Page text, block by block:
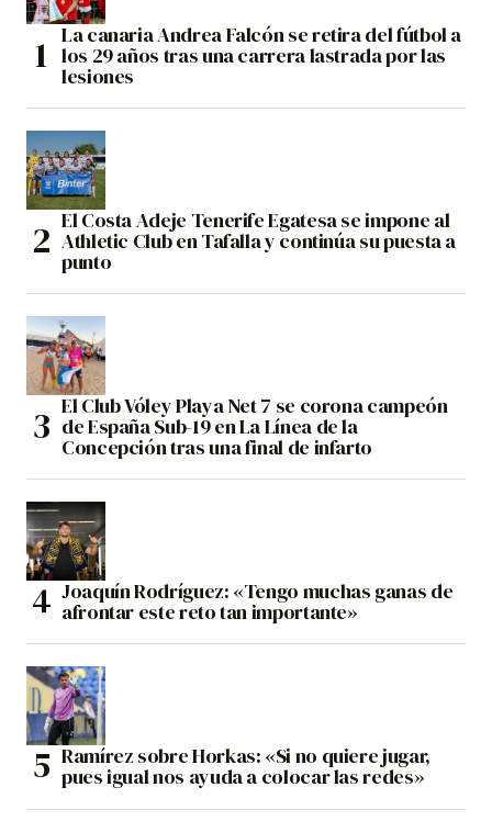
La canaria Andrea Falcón se retira del fútbol a
los 29 años tras una carrera lastrada por las
lesiones
El Costa Adeje Tenerife Egatesa se impone al
Athletic Club en Tafalla y continúa su puesta a
punto
El Club Vóley Playa Net 7 se corona campeón
de España Sub-19 en La Línea de la
Concepción tras una final de infarto
Joaquín Rodríguez: «Tengo muchas ganas de
afrontar este reto tan importante»
Ramírez sobre Horkas: «Si no quiere jugar,
pues igual nos ayuda a colocar las redes»